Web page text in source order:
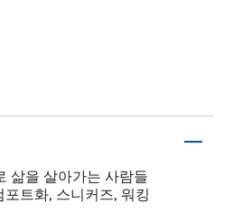
삶을 살아가는 사람들
트화, 스니커즈, 워킹